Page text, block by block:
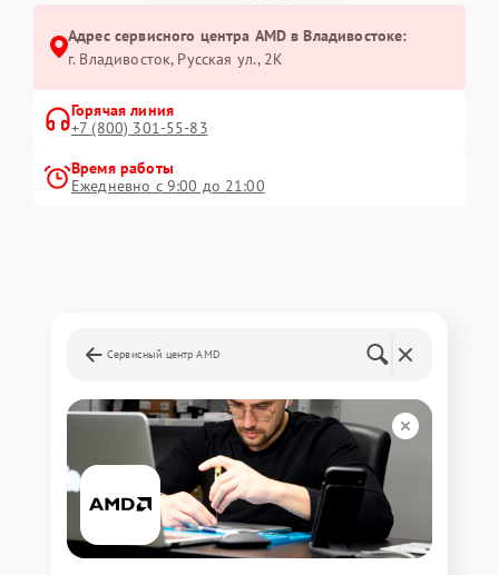
Адрес сервисного центра AMD в Владивостоке:
г. Владивосток, Русская ул., 2К
Горячая линия
+7 (800) 301-55-83
Время работы
Ежедневно с 9:00 до 21:00
Сервисный центр AMD